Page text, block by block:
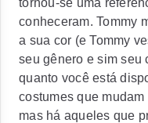
tornou-se uma
conheceram. Tommy
a sua cor (e Tommy
seu gênero e sim seu
quanto você está
costumes que
mas há aqueles que